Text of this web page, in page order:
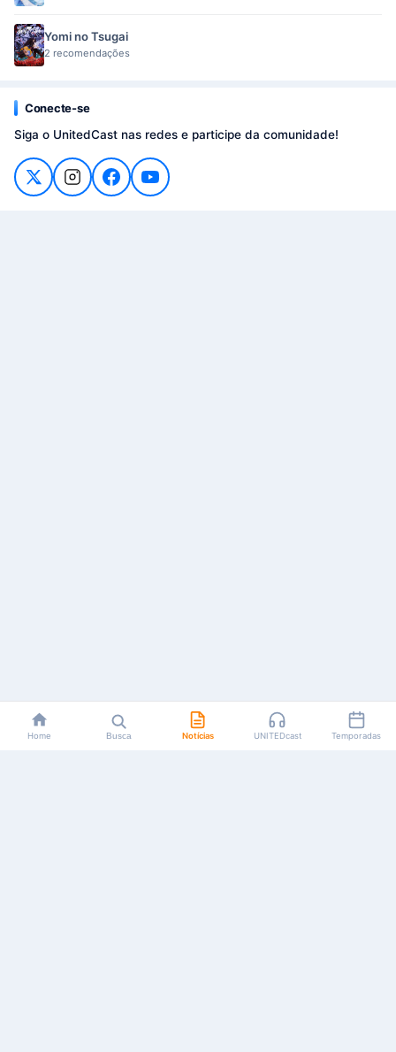
Yomi no Tsugai
2 recomendações
Conecte-se
Siga o UnitedCast nas redes e participe da comunidade!
Home Busca Notícias UNITEDcast Temporadas